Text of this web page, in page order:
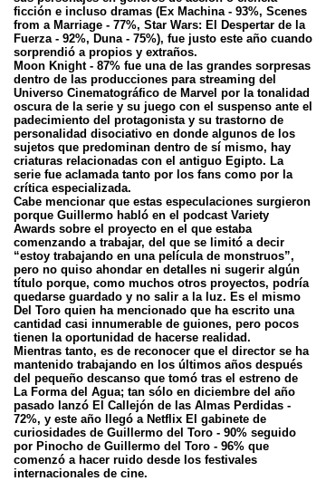
ficción e incluso dramas (Ex Machina - 93%, Scenes
from a Marriage - 77%, Star Wars: El Despertar de la
Fuerza - 92%, Duna - 75%), fue justo este año cuando
sorprendió a propios y extraños.
Moon Knight - 87% fue una de las grandes sorpresas
dentro de las producciones para streaming del
Universo Cinematográfico de Marvel por la tonalidad
oscura de la serie y su juego con el suspenso ante el
padecimiento del protagonista y su trastorno de
personalidad disociativo en donde algunos de los
sujetos que predominan dentro de sí mismo, hay
criaturas relacionadas con el antiguo Egipto. La
serie fue aclamada tanto por los fans como por la
crítica especializada.
Cabe mencionar que estas especulaciones surgieron
porque Guillermo habló en el podcast Variety
Awards sobre el proyecto en el que estaba
comenzando a trabajar, del que se limitó a decir
“estoy trabajando en una película de monstruos”,
pero no quiso ahondar en detalles ni sugerir algún
título porque, como muchos otros proyectos, podría
quedarse guardado y no salir a la luz. Es el mismo
Del Toro quien ha mencionado que ha escrito una
cantidad casi innumerable de guiones, pero pocos
tienen la oportunidad de hacerse realidad.
Mientras tanto, es de reconocer que el director se ha
mantenido trabajando en los últimos años después
del pequeño descanso que tomó tras el estreno de
La Forma del Agua; tan sólo en diciembre del año
pasado lanzó El Callejón de las Almas Perdidas -
72%, y este año llegó a Netflix El gabinete de
curiosidades de Guillermo del Toro - 90% seguido
por Pinocho de Guillermo del Toro - 96% que
comenzó a hacer ruido desde los festivales
internacionales de cine.